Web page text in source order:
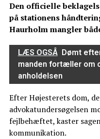
Den officielle
på stationens
Haurholm mangler
LÆS OGSÅ Dømt
manden fortæller om
anholdelsen
Efter Højesterets dom,
advokatundersøgelsen
fejlbehæftet, kaster
kommunikation.